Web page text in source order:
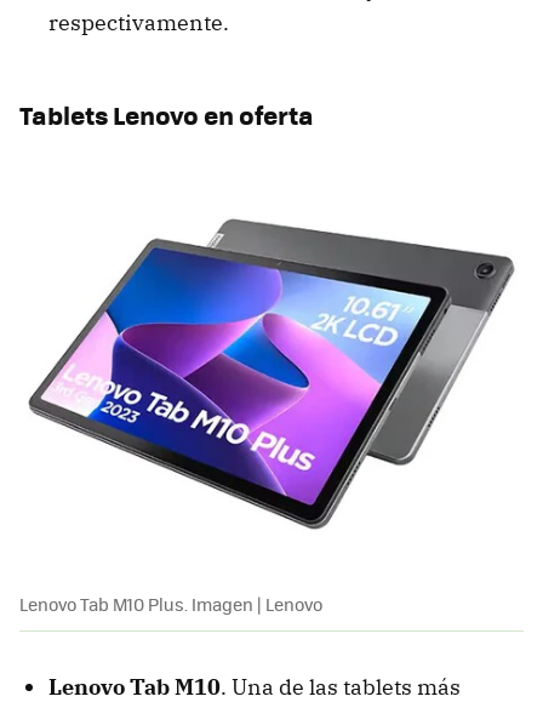
respectivamente.
Tablets Lenovo en oferta
Lenovo Tab M10 Plus. Imagen | Lenovo
Lenovo Tab M10. Una de las tablets más